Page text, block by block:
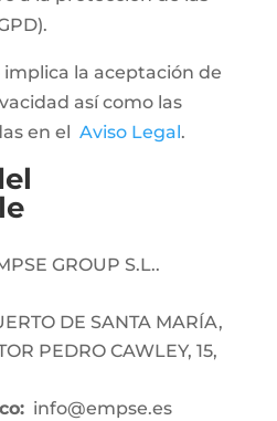
implica la aceptación de
así como las
en el Aviso Legal.
GROUP S.L..
DE SANTA MARÍA,
PEDRO CAWLEY, 15,
info@empse.es